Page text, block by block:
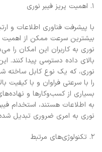
1. اهمیت پریز فیبر نوری
با پیشرفت فناوری اطلاعات و
بیشترین سرعت ممکن از اهمیت
نوری به کاربران این امکان را
بالای داده دسترسی پیدا کنند.
نوری، که یک نوع کابل ساخته
را با سرعتی فراوان و با کیفیت
بسیاری از کسب‌وکارها و
به اطلاعات هستند، استخدام
نوری به امری ضروری تبدیل
2. تکنولوژی‌های مرتبط